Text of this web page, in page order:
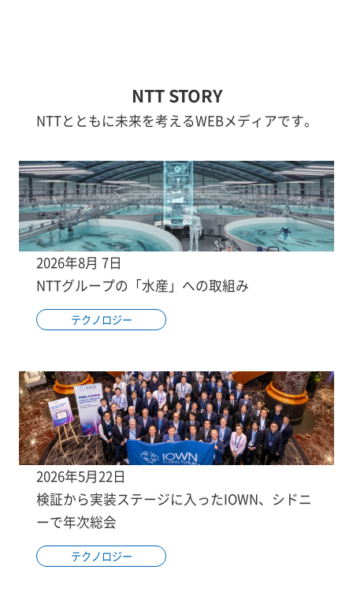
NTT STORY
NTTとともに未来を考えるWEBメディアです。
2026年8月 7日
NTTグループの「水産」への取組み
テクノロジー
2026年5月22日
検証から実装ステージに入ったIOWN、シドニ
ーで年次総会
テクノロジー